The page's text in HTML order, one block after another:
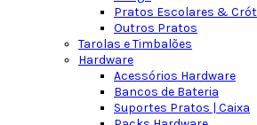
Pratos Escolares &
Outros Pratos
Tarolas e Timbalões
Hardware
Acessórios Hardware
Bancos de Bateria
Suportes Pratos | Caixa